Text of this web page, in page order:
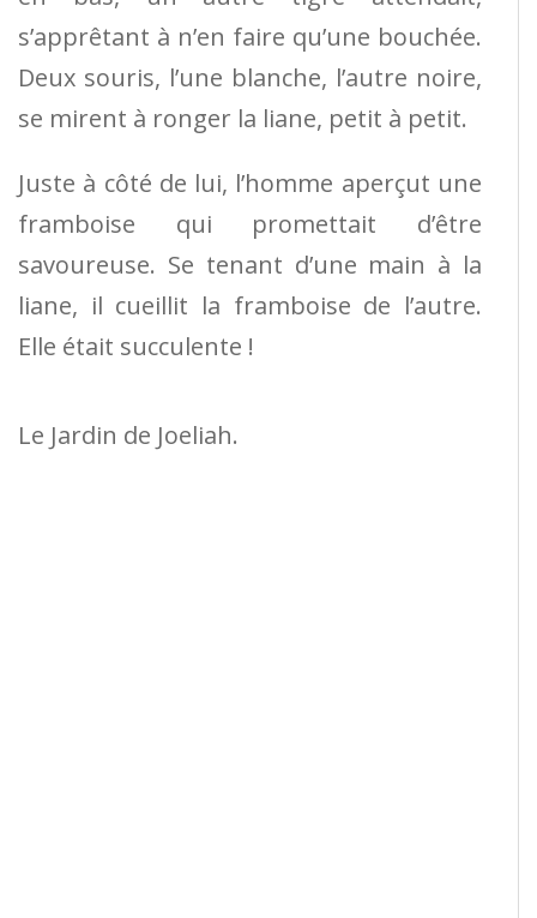
s’apprêtant à n’en faire qu’une bouchée.
Deux souris, l’une blanche, l’autre noire,
se mirent à ronger la liane, petit à petit.
Juste à côté de lui, l’homme aperçut une
framboise qui promettait d’être
savoureuse. Se tenant d’une main à la
liane, il cueillit la framboise de l’autre.
Elle était succulente !
Le Jardin de Joeliah.